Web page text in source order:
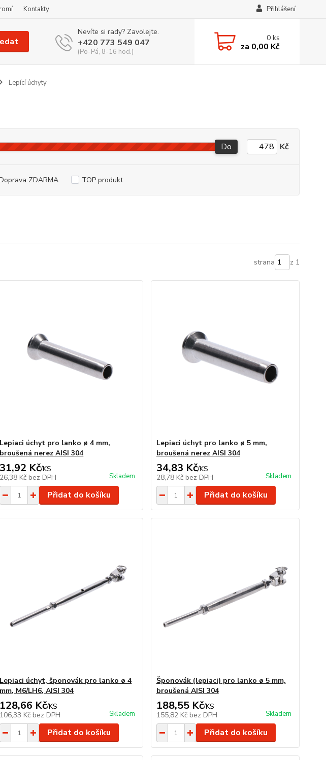
Kontakty Přihlášení
Nevíte si rady? Zavolejte.
+420 773 549 047
(Po-Pá, 8-16 hod.)
0ks
za 0,00 Kč
Lepící úchyty
Do Kč
ZDARMA TOP produkt
strana z 1
Lepiaci úchyt pro lanko ø 4 mm,
broušená nerez AISI 304
31,92 Kč/KS
26,38 Kč bez DPH Skladem
Přidat do košíku
Lepiaci úchyt pro lanko ø 5 mm,
broušená nerez AISI 304
34,83 Kč/KS
28,78 Kč bez DPH Skladem
Přidat do košíku
Lepiaci úchyt, šponovák pro lanko ø 4
mm, M6/LH6, AISI 304
128,66 Kč/KS
106,33 Kč bez DPH Skladem
Přidat do košíku
Šponovák (lepiaci) pro lanko ø 5 mm,
broušená AISI 304
188,55 Kč/KS
155,82 Kč bez DPH Skladem
Přidat do košíku